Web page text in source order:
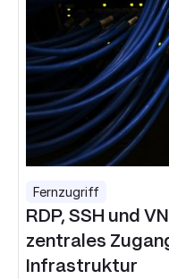
Fernzugriff
RDP, SSH und
zentrales
Infrastruktur